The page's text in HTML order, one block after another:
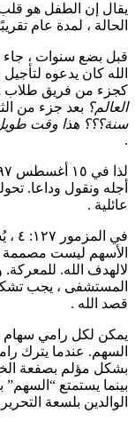
يقال إن الطفل هو
الحالة ، لمدة عام
قبل بضع سنوات ، جاء
الله كان يدعوه
كجزء من فريق طلاب Cru. كان فكرنا الأول ،
العالم؟ بعد جزء من
سنة؟؟؟ هذا وقت
.
أجله ونقول وداعا.
عائلية .
في
الأسهم ليست مصممة
لالهدف الله.
المستشفى ، يجب
قصد الله .
يمكن لكل رامي سهام
السهم. عندما يترك
بشكل مؤلم بصفعة
بينما يستمتع
الوالدين بلسعة